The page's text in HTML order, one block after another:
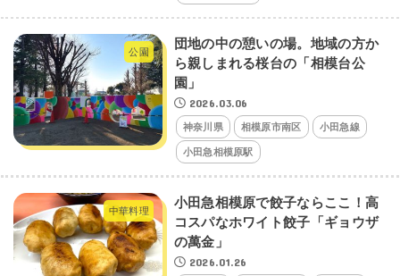
公園
団地の中の憩いの場。地域の方か
ら親しまれる桜台の「相模台公
園」
2026.03.06
神奈川県 相模原市南区 小田急線
小田急相模原駅
中華料理
小田急相模原で餃子ならここ！高
コスパなホワイト餃子「ギョウザ
の萬金」
2026.01.26